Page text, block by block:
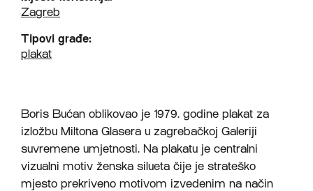
Zagreb
Tipovi građe:
plakat
Boris Bućan oblikovao je 1979. godine plakat za
izložbu Miltona Glasera u zagrebačkoj Galeriji
suvremene umjetnosti. Na plakatu je centralni
vizualni motiv ženska silueta čije je strateško
mjesto prekriveno motivom izvedenim na način